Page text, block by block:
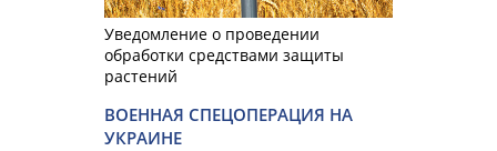
Уведомление о проведении
обработки средствами защиты
растений
ВОЕННАЯ СПЕЦОПЕРАЦИЯ НА
УКРАИНЕ